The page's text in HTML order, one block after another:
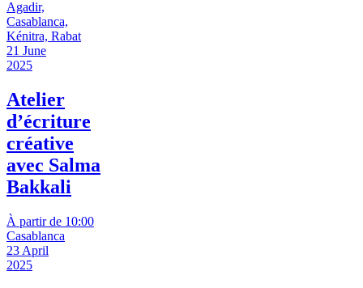
Agadir,
Casablanca,
Kénitra, Rabat
21 June
2025
Atelier
d’écriture
créative
avec Salma
Bakkali
À partir de 10:00
Casablanca
23 April
2025